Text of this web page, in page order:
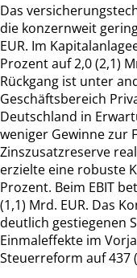
Das
die konzernweit
EUR. Im
Prozent auf 2,0 (2,1)
Rückgang ist unter
Geschäftsbereich
Deutschland in
weniger Gewinne zur
Zinszusatzreserve
erzielte eine robuste
Prozent. Beim EBIT
(1,1) Mrd. EUR. Das
deutlich gestiegenen
Einmaleffekte im
Steuerreform auf 437